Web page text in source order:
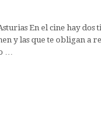
En el cine hay dos
y las que te obligan a
…